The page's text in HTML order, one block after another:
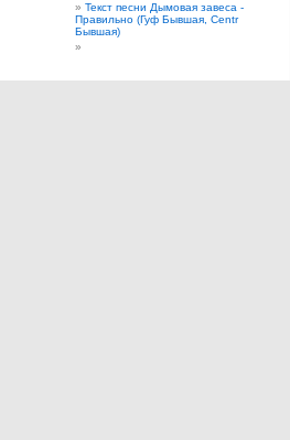
Текст песни Дымовая завеса -
Правильно (Гуф Бывшая, Centr
Бывшая)